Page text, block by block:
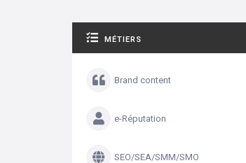
MÉTIERS
Brand content
e-Réputation
SEO/SEA/SMM/SMO